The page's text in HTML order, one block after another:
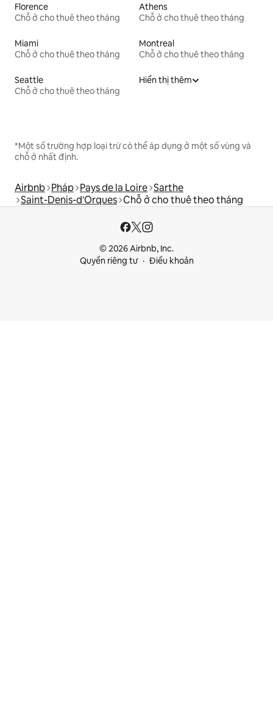
Florence
Chỗ ở cho thuê theo tháng
Athens
Chỗ ở cho thuê theo tháng
Miami
Chỗ ở cho thuê theo tháng
Montreal
Chỗ ở cho thuê theo tháng
Seattle
Chỗ ở cho thuê theo tháng
Hiển thị thêm
*Một số trường hợp loại trừ có thể áp dụng ở một số vùng và
chỗ ở nhất định.
Airbnb Pháp Pays de la Loire Sarthe
Saint-Denis-d'Orques Chỗ ở cho thuê theo tháng
© 2026 Airbnb, Inc.
Quyền riêng tư
Điều khoản